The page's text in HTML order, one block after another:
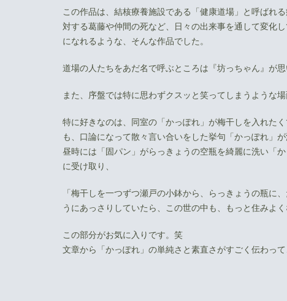
この作品は、結核療養施設である「健康道場」と呼ばれ
対する葛藤や仲間の死など、日々の出来事を通して変化
になれるような、そんな作品でした。
道場の人たちをあだ名で呼ぶところは『坊っちゃん』が思
また、序盤では特に思わずクスッと笑ってしまうような
特に好きなのは、同室の「かっぽれ」が梅干しを入れた
も、口論になって散々言い合いをした挙句「かっぽれ」
昼時には「固パン」がらっきょうの空瓶を綺麗に洗い「
に受け取り、
「梅干しを一つずつ瀬戸の小鉢から、らっきょうの瓶に
うにあっさりしていたら、この世の中も、もっと住みよ
この部分がお気に入りです。笑
文章から「かっぽれ」の単純さと素直さがすごく伝わって